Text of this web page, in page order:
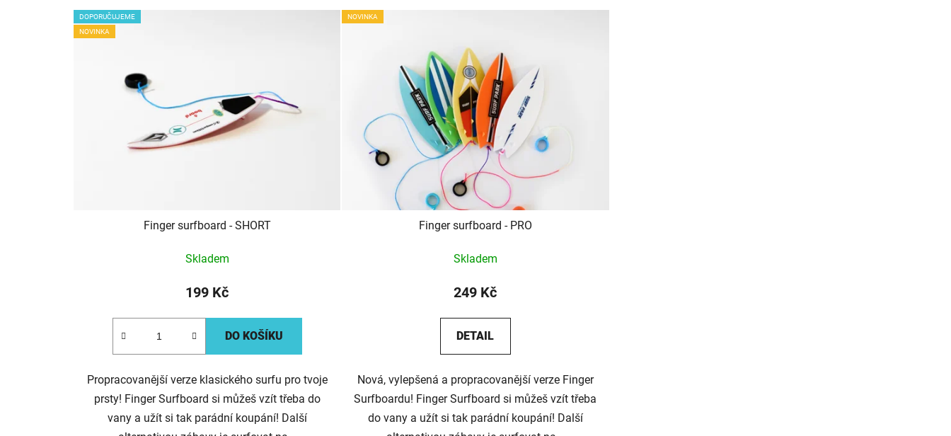
DOPORUČUJEME
NOVINKA
Finger surfboard - SHORT
Skladem
199 Kč
DO KOŠÍKU
Propracovanější verze klasického surfu pro tvoje
prsty! Finger Surfboard si můžeš vzít třeba do
vany a užít si tak parádní koupání! Další
NOVINKA
Finger surfboard - PRO
Skladem
249 Kč
DETAIL
Nová, vylepšená a propracovanější verze Finger
Surfboardu! Finger Surfboard si můžeš vzít třeba
do vany a užít si tak parádní koupání! Další